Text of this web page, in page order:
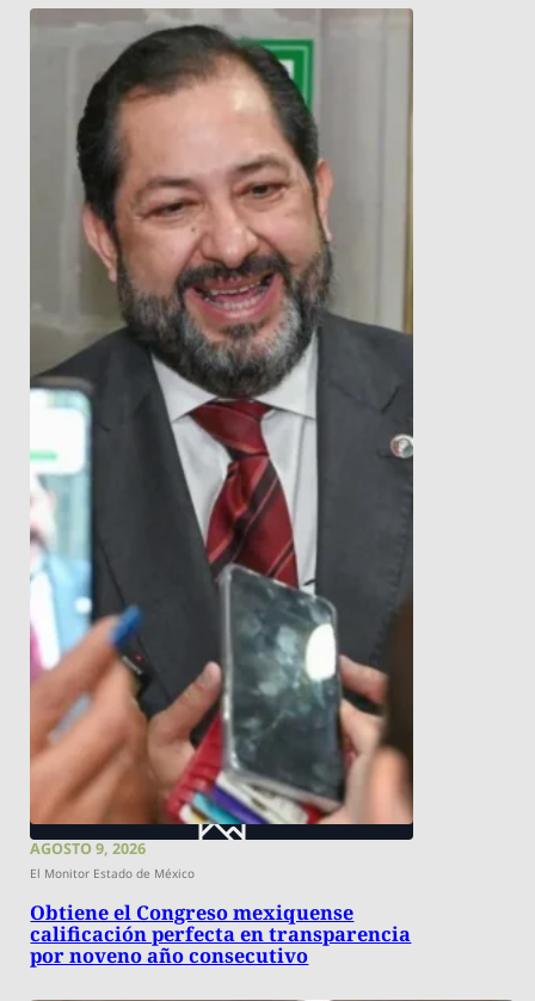
AGOSTO 9, 2026
El Monitor Estado de México
Obtiene el Congreso mexiquense
calificación perfecta en transparencia
por noveno año consecutivo